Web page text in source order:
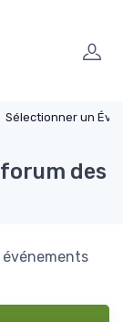
Sélectionner un Événement
des